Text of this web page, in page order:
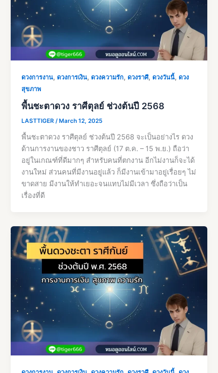
ดวงการงาน,ดวงการเงิน,ดวงความรัก,ดวงราศี,ดวงวันนี้,ดวง
สุขภาพ
พื้นชะตาดวง ราศีตุลย์ ช่วงต้นปี 2568
LASTTIGER/March 12, 2025
พื้นชะตาดวง ราศีตุลย์ ช่วงต้นปี 2568 จะเป็นอย่างไร ดวง
ด้านการงานของชาว ราศีตุลย์ (17 ต.ค. – 15 พ.ย.) ถือว่า
อยู่ในเกณฑ์ที่ดีมากๆ สำหรับคนที่ตกงาน อีกไม่งานก็จะได้
งานใหม่ ส่วนคนที่มีงานอยู่แล้ว ก็มีงานเข้ามาอยู่เรื่อยๆ ไม่
ขาดสาย มีงานให้ทำเยอะจนแทบไม่มีเวลา ซึ่งถือว่าเป็น
เรื่องที่ดี